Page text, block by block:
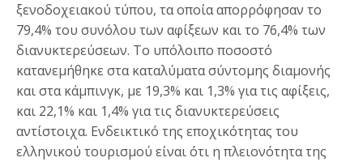
ξενοδοχειακού τύπου, τα οποία απορρόφησαν το
79,4% του συνόλου των αφίξεων και το 76,4% των
διανυκτερεύσεων. Το υπόλοιπο ποσοστό
κατανεμήθηκε στα καταλύματα σύντομης διαμονής
και στα κάμπινγκ, με 19,3% και 1,3% για τις αφίξεις,
και 22,1% και 1,4% για τις διανυκτερεύσεις
αντίστοιχα. Ενδεικτικό της εποχικότητας του
ελληνικού τουρισμού είναι ότι η πλειονότητα της